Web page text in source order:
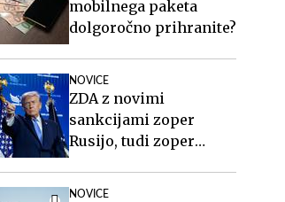
mobilnega paketa
dolgoročno prihranite?
NOVICE
ZDA z novimi
sankcijami zoper
Rusijo, tudi zoper
NOVICE